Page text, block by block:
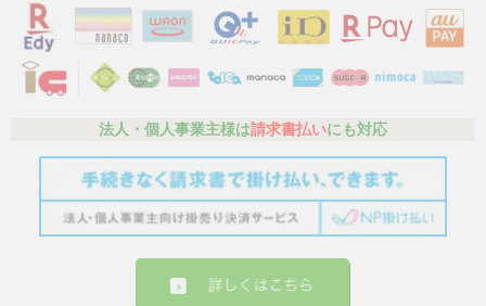
法人・個人事業主様は請求書払いにも対応